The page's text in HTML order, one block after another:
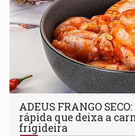
ADEUS FRANGO
rápida que deixa a
frigideira